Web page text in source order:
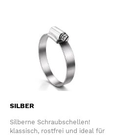
SILBER
Silberne Schraubschellen!
klassisch, rostfrei und ideal für